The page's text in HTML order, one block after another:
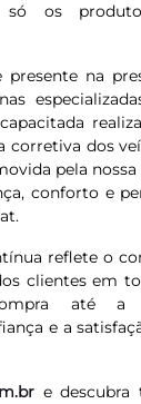
só os
presente na
corretiva dos
pela
conforto e
reflete o
clientes em
até a
e a
e descubra